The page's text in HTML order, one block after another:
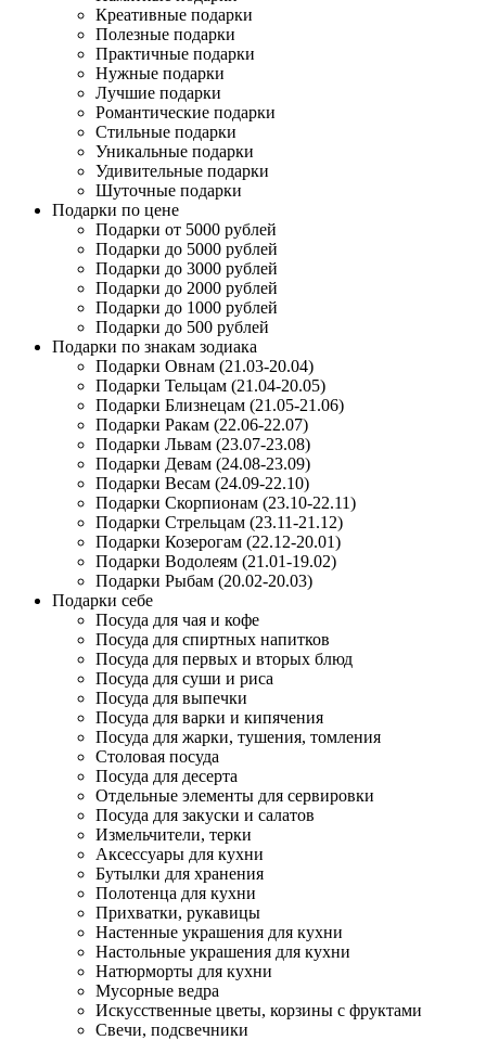
Креативные подарки
Полезные подарки
Практичные подарки
Нужные подарки
Лучшие подарки
Романтические подарки
Стильные подарки
Уникальные подарки
Удивительные подарки
Шуточные подарки
Подарки по цене
Подарки от 5000 рублей
Подарки до 5000 рублей
Подарки до 3000 рублей
Подарки до 2000 рублей
Подарки до 1000 рублей
Подарки до 500 рублей
Подарки по знакам зодиака
Подарки Овнам (21.03-20.04)
Подарки Тельцам (21.04-20.05)
Подарки Близнецам (21.05-21.06)
Подарки Ракам (22.06-22.07)
Подарки Львам (23.07-23.08)
Подарки Девам (24.08-23.09)
Подарки Весам (24.09-22.10)
Подарки Скорпионам (23.10-22.11)
Подарки Стрельцам (23.11-21.12)
Подарки Козерогам (22.12-20.01)
Подарки Водолеям (21.01-19.02)
Подарки Рыбам (20.02-20.03)
Подарки себе
Посуда для чая и кофе
Посуда для спиртных напитков
Посуда для первых и вторых блюд
Посуда для суши и риса
Посуда для выпечки
Посуда для варки и кипячения
Посуда для жарки, тушения, томления
Столовая посуда
Посуда для десерта
Отдельные элементы для сервировки
Посуда для закуски и салатов
Измельчители, терки
Аксессуары для кухни
Бутылки для хранения
Полотенца для кухни
Прихватки, рукавицы
Настенные украшения для кухни
Настольные украшения для кухни
Натюрморты для кухни
Мусорные ведра
Искусственные цветы, корзины с фруктами
Свечи, подсвечники